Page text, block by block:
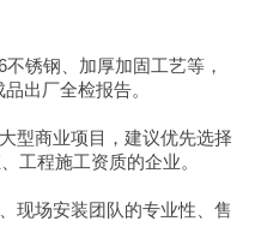
锈钢、加厚加固工艺等，
出厂全检报告。
型商业项目，建议优先选择
工程施工资质的企业。
现场安装团队的专业性、售